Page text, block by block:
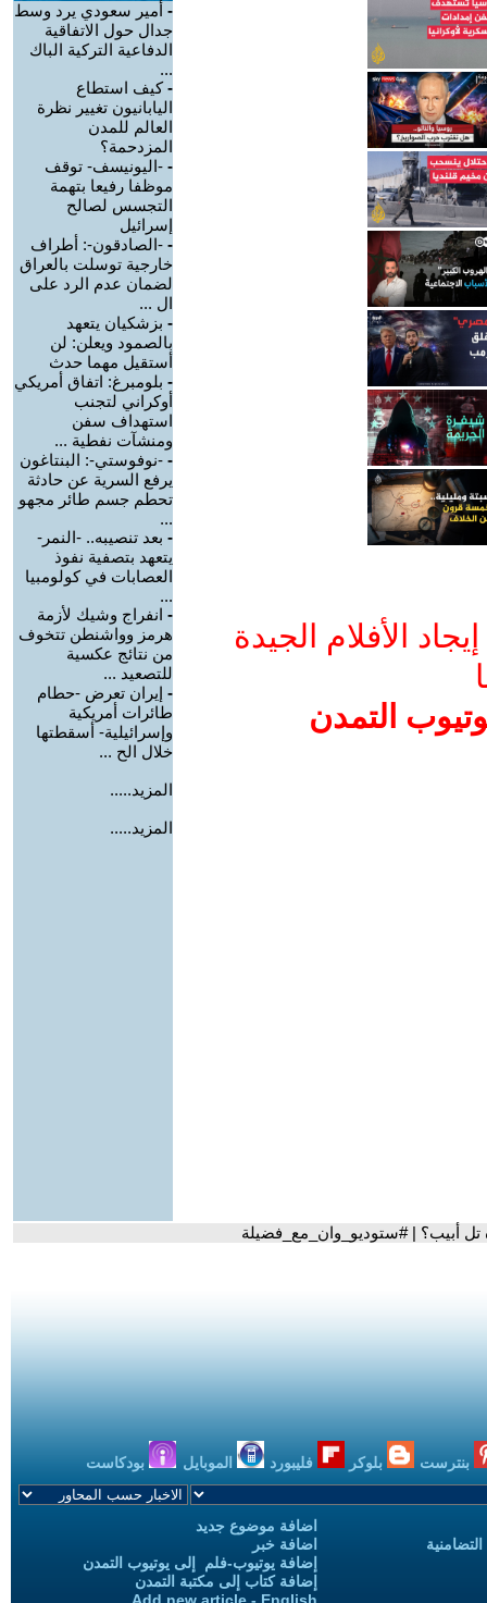
الأفلام الجيدة
التمدن
- أمير سعودي يرد وسط
جدال حول الاتفاقية
الدفاعية التركية الباك
...
-كيف استطاع
اليابانيون تغيير نظرة
العالم للمدن
المزدحمة؟
- -اليونيسف- توقف
موظفا رفيعا بتهمة
التجسس لصالح
إسرائيل
- -الصادقون-: أطراف
خارجية توسلت بالعراق
لضمان عدم الرد على
ال ...
- بزشكيان يتعهد
بالصمود ويعلن: لن
أستقيل مهما حدث
- بلومبرغ: اتفاق أمريكي
أوكراني لتجنب
استهداف سفن
ومنشآت نفطية ...
- -نوفوستي-: البنتاغون
يرفع السرية عن حادثة
تحطم جسم طائر مجهو
...
- بعد تنصيبه.. -النمر-
يتعهد بتصفية نفوذ
العصابات في كولومبيا
...
- انفراج وشيك لأزمة
هرمز وواشنطن تتخوف
من نتائج عكسية
للتصعيد ...
- إيران تعرض -حطام
طائرات أمريكية
وإسرائيلية- أسقطتها
خلال الح ...
المزيد.....
المزيد.....
بنترست بلوكر فليبورد الموبايل بودكاست
اضافة موضوع جديد
اضافة خبر
إضافة يوتيوب-فلم إلى يوتيوب التمدن
إضافة كتاب إلى مكتبة التمدن